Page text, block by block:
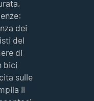
bici
sulle
il